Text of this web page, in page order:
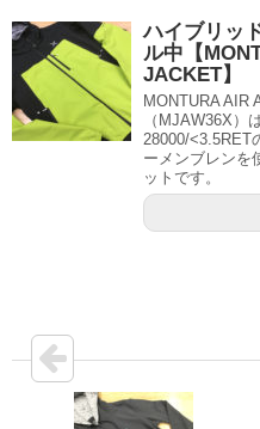
ハイブリッ
ル中【
JACKET】
MONTURA AIR
（MJAW36X）
28000/<3.5RET
ーメンブレンを
ットです。